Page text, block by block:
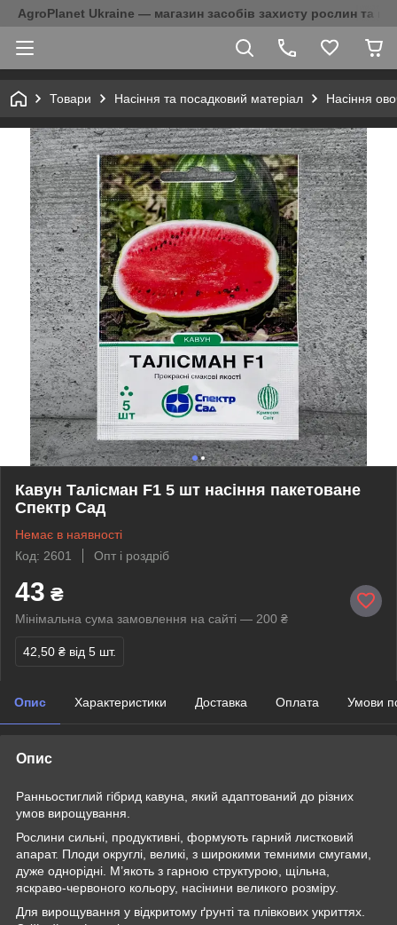
AgroPlanet Ukraine — магазин засобів захисту рослин та
Товари Насіння та посадковий матеріал Насіння
Кавун Талісман F1 5 шт насіння пакетоване
Спектр Сад
Немає в наявності
Код: 2601
Опт і роздріб
43 ₴
Мінімальна сума замовлення на сайті — 200 ₴
42,50 ₴ від 5 шт.
Опис Характеристики Доставка Оплата Умови
Опис
Ранньостиглий гібрид кавуна, який адаптований до різних
умов вирощування.
Рослини сильні, продуктивні, формують гарний листковий
апарат. Плоди округлі, великі, з широкими темними смугами,
дуже однорідні. М’якоть з гарною структурою, щільна,
яскраво-червоного кольору, насінини великого розміру.
Для вирощування у відкритому ґрунті та плівкових укриттях.